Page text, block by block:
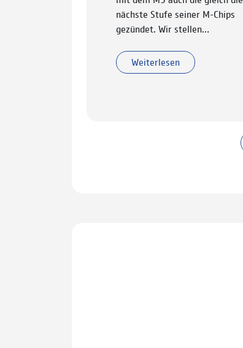
nächste Stufe seiner M-Chips
gezündet. Wir stellen…
Weiterlesen